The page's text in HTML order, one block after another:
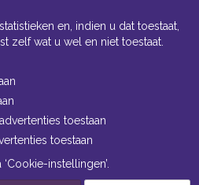
en, indien u dat toestaat,
zelf wat u wel en niet toestaat.
toestaan
toestaan
instellingen’.